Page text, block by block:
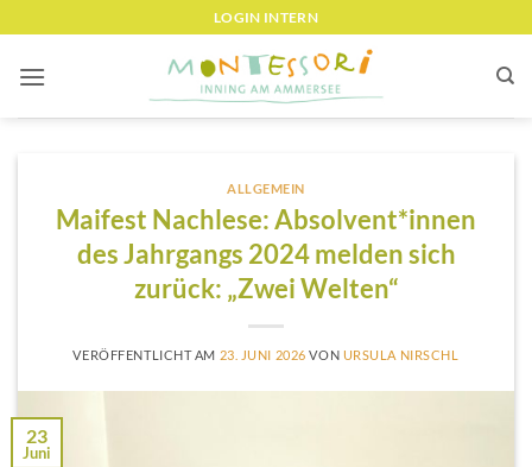
springen
LOGIN INTERN
ALLGEMEIN
Maifest Nachlese: Absolvent*innen
des Jahrgangs 2024 melden sich
zurück: „Zwei Welten“
VERÖFFENTLICHT AM 23. JUNI 2026 VON URSULA NIRSCHL
23
Juni